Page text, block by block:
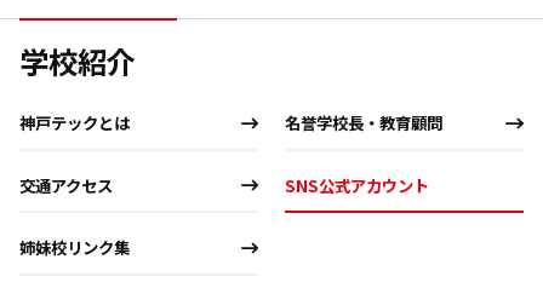
学校紹介
神戸テックとは 名誉学校長・教育顧問
交通アクセス SNS公式アカウント
姉妹校リンク集